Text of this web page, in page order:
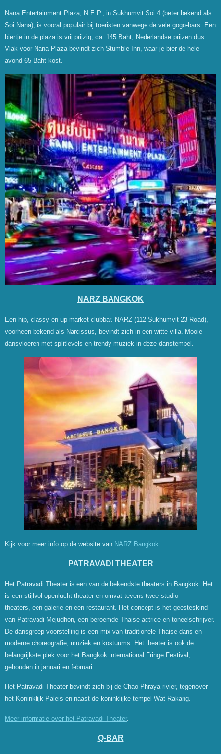
Nana Entertainment Plaza, N.E.P., in Sukhumvit Soi 4 (beter bekend als
Soi Nana), is vooral populair bij toeristen vanwege de vele gogo-bars. Een
biertje in de plaza is vrij prijzig, ca. 145 Baht, Nederlandse prijzen dus.
Vlak voor Nana Plaza bevindt zich Stumble Inn, waar je bier de hele
avond 65 Baht kost.
NARZ BANGKOK
Een hip, classy en up-market clubbar. NARZ (112 Sukhumvit 23 Road),
voorheen bekend als Narcissus, bevindt zich in een witte villa. Mooie
dansvloeren met splitlevels en trendy muziek in deze danstempel.
Kijk voor meer info op de website van NARZ Bangkok.
PATRAVADI THEATER
Het Patravadi Theater is een van de bekendste theaters in Bangkok. Het
is een stijlvol openlucht-theater en omvat tevens twee studio
theaters, een galerie en een restaurant. Het concept is het geesteskind
van Patravadi Mejudhon, een beroemde Thaise actrice en toneelschrijver.
De dansgroep voorstelling is een mix van traditionele Thaise dans en
moderne choreografie, muziek en kostuums. Het theater is ook de
belangrijkste plek voor het Bangkok International Fringe Festival,
gehouden in januari en februari.
Het Patravadi Theater bevindt zich bij de Chao Phraya rivier, tegenover
het Koninklijk Paleis en naast de koninklijke tempel Wat Rakang.
Meer informatie over het Patravadi Theater.
Q-BAR